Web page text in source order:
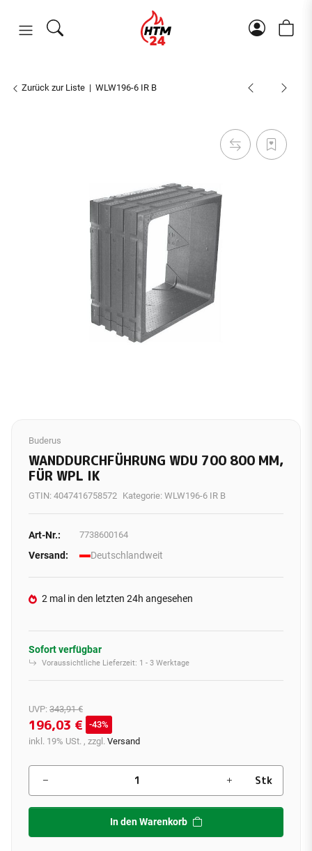
Zurück zur Liste WLW196-6 IR B
Buderus
WANDDURCHFÜHRUNG WDU 700 800 MM,
FÜR WPL IK
GTIN: 4047416758572 Kategorie: WLW196-6 IR B
Art-Nr.: 7738600164
Versand: Deutschlandweit
2 mal in den letzten 24h angesehen
Sofort verfügbar
Voraussichtliche Lieferzeit: 1 - 3 Werktage
UVP: 343,91 €
196,03 €
43%
inkl. 19% USt. , zzgl. Versand
Stk
In den Warenkorb